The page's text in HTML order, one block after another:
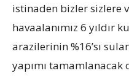
istinaden bizler sizlere
havaalanımız 6 yıldır
arazilerinin %16’sı
yapımı